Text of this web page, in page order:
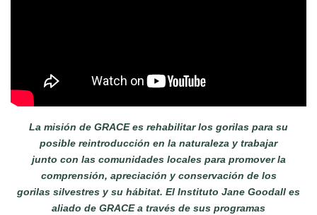
La misión de GRACE es rehabilitar los gorilas para su
posible reintroducción en la naturaleza y trabajar
junto con las comunidades locales para promover la
comprensión, apreciación y conservación de los
gorilas silvestres y su hábitat. El Instituto Jane Goodall es
aliado de GRACE a través de sus programas